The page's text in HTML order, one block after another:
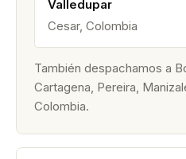
Valledupar
Cesar, Colombia
También despachamos a
Cartagena, Pereira,
Colombia.